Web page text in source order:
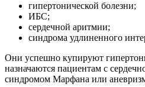
гипертонической болезни;
ИБС;
сердечной аритмии;
синдрома удлиненного
Они успешно купируют
назначаются пациентам с
синдромом Марфана или